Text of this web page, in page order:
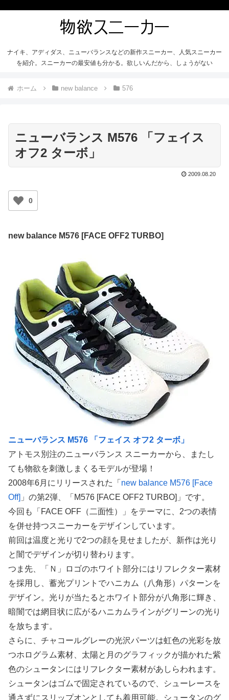
ナイキ、アディダス、ニューバランスなどの新作スニーカー、人気スニーカー
を紹介。スニーカーの最安値も分かる。欲しいんだから、しょうがない
ホーム new balance 576
ニューバランス M576 「フェイス
オフ2 ターボ」
2009.08.20
0
new balance M576 [FACE OFF2 TURBO]
ニューバランス M576 「フェイス オフ2 ターボ」
アトモス別注のニューバランス スニーカーから、またし
ても物欲を刺激しまくるモデルが登場！
2008年6月にリリースされた「 new balance M576 [Face
Off] 」の第2弾、「M576 [FACE OFF2 TURBO]」です。
今回も「FACE OFF（二面性）」をテーマに、2つの表情
を併せ持つスニーカーをデザインしています。
前回は温度と光りで2つの顔を見せましたが、新作は光り
と闇でデザインが切り替わります。
つま先、「Ｎ」ロゴのホワイト部分にはリフレクター素材
を採用し、蓄光プリントでハニカム（八角形）パターンを
デザイン。光りが当たるとホワイト部分が八角形に輝き、
暗闇では網目状に広がるハニカムラインがグリーンの光り
を放ちます。
さらに、チャコールグレーの光沢パーツは虹色の光彩を放
つホログラム素材、太陽と月のグラフィックが描かれた紫
色のシュータンにはリフレクター素材があしらわれます。
シュータンはゴムで固定されているので、シューレースを
通さずにスリップオンとしても着用可能。シュータンのグ